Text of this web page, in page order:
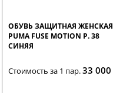
ОБУВЬ ЗАЩИТНАЯ ЖЕНСКАЯ
PUMA FUSE MOTION Р. 38
СИНЯЯ
Стоимость за 1 пар.33 000